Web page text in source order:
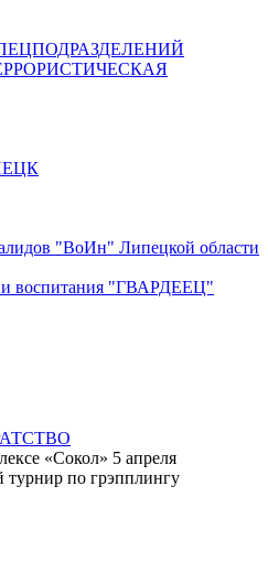
"ВоИн" Липецкой области
и воспитания "ГВАРДЕЕЦ"
«Сокол» 5 апреля
турнир по грэпплингу